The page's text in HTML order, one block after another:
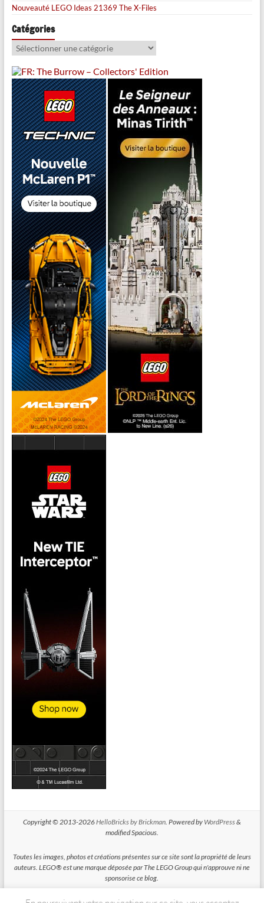
Nouveauté LEGO Ideas 21369 The X-Files
Catégories
Catégories
Copyright © 2013-2026HelloBricks by Brickman. Powered by WordPress&
modified Spacious.
Toutes les images, photos et créations présentes sur ce site sont la propriété de leurs
auteurs. LEGO® est une marque déposée par The LEGO Group qui n'approuve ni ne
sponsorise ce blog.